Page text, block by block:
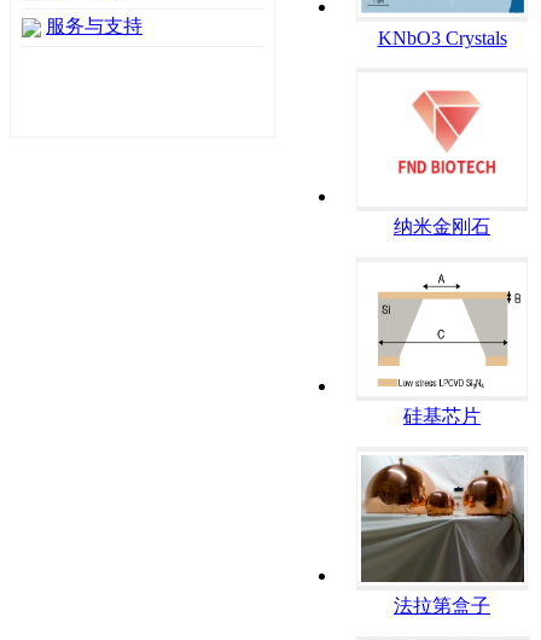
服务与支持
KNbO3 Crystals
纳米金刚石
硅基芯片
法拉第盒子